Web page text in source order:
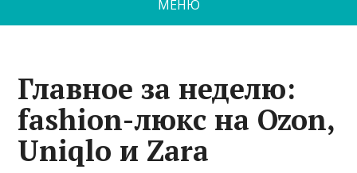
МЕНЮ
Главное за неделю:
fashion-люкс на Ozon,
Uniqlo и Zara